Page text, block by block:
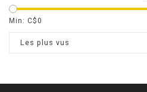
Min: C$0
Les plus vus